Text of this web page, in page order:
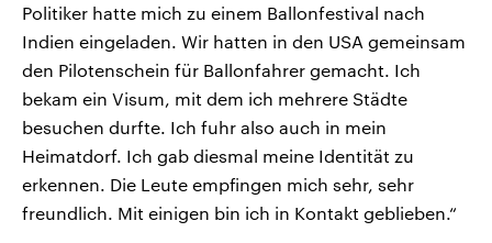
Politiker hatte mich zu einem Ballonfestival nach
Indien eingeladen. Wir hatten in den USA gemeinsam
den Pilotenschein für Ballonfahrer gemacht. Ich
bekam ein Visum, mit dem ich mehrere Städte
besuchen durfte. Ich fuhr also auch in mein
Heimatdorf. Ich gab diesmal meine Identität zu
erkennen. Die Leute empfingen mich sehr, sehr
freundlich. Mit einigen bin ich in Kontakt geblieben.“